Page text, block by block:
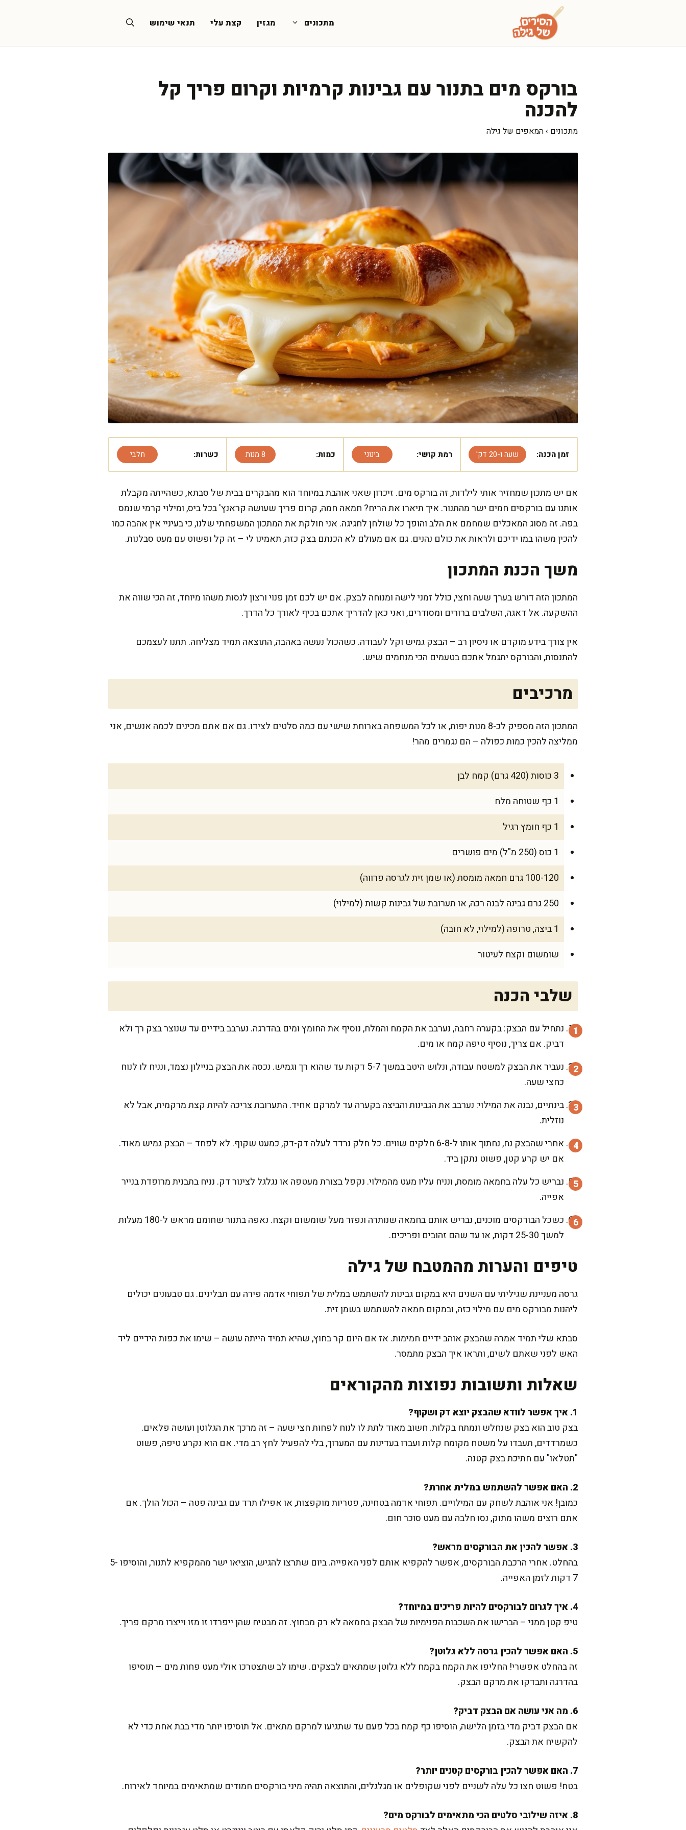
מתכונים מגזין קצת עלי תנאי שימוש
בורקס מים בתנור עם גבינות קרמיות וקרום פריך קל
להכנה
מתכונים › המאפים של גילה
זמן הכנה: שעה ו-20 דק' רמת קושי: בינוני כמות: 8 מנות כשרות: חלבי
אם יש מתכון שמחזיר אותי לילדות, זה בורקס מים. זיכרון שאני אוהבת במיוחד הוא מהבקרים בבית של סבתא, כשהייתה מקבלת
אותנו עם בורקסים חמים ישר מהתנור. איך תיארו את הריח? חמאה חמה, קרום פריך שעושה קראנץ' בכל ביס, ומילוי קרמי שנמס
בפה. זה מסוג המאכלים שמחמם את הלב והופך כל שולחן לחגיגה. אני חולקת את המתכון המשפחתי שלנו, כי בעיניי אין אהבה כמו
להכין משהו במו ידיכם ולראות את כולם נהנים. גם אם מעולם לא הכנתם בצק כזה, תאמינו לי – זה קל ופשוט עם מעט סבלנות.
משך הכנת המתכון
המתכון הזה דורש בערך שעה וחצי, כולל זמני לישה ומנוחה לבצק. אם יש לכם זמן פנוי ורצון לנסות משהו מיוחד, זה הכי שווה את
ההשקעה. אל דאגה, השלבים ברורים ומסודרים, ואני כאן להדריך אתכם בכיף לאורך כל הדרך.
אין צורך בידע מוקדם או ניסיון רב – הבצק גמיש וקל לעבודה. כשהכול נעשה באהבה, התוצאה תמיד מצליחה. תתנו לעצמכם
להתנסות, והבורקס יתגמל אתכם בטעמים הכי מנחמים שיש.
מרכיבים
המתכון הזה מספיק לכ-8 מנות יפות, או לכל המשפחה בארוחת שישי עם כמה סלטים לצידו. גם אם אתם מכינים לכמה אנשים, אני
ממליצה להכין כמות כפולה – הם נגמרים מהר!
3 כוסות (420 גרם) קמח לבן
1 כף שטוחה מלח
1 כף חומץ רגיל
1 כוס (250 מ"ל) מים פושרים
100-120 גרם חמאה מומסת (או שמן זית לגרסה פרווה)
250 גרם גבינה לבנה רכה, או תערובת של גבינות קשות (למילוי)
1 ביצה, טרופה (למילוי, לא חובה)
שומשום וקצח לעיטור
שלבי הכנה
נתחיל עם הבצק: בקערה רחבה, נערבב את הקמח והמלח, נוסיף את החומץ ומים בהדרגה. נערבב בידיים עד שנוצר בצק רך ולא
דביק. אם צריך, נוסיף טיפה קמח או מים.
נעביר את הבצק למשטח עבודה, ונלוש היטב במשך 5-7 דקות עד שהוא רך וגמיש. נכסה את הבצק בניילון נצמד, ונניח לו לנוח
כחצי שעה.
בינתיים, נבנה את המילוי: נערבב את הגבינות והביצה בקערה עד למרקם אחיד. התערובת צריכה להיות קצת מרקמית, אבל לא
נוזלית.
אחרי שהבצק נח, נחתוך אותו ל-6-8 חלקים שווים. כל חלק נרדד לעלה דק-דק, כמעט שקוף. לא לפחד – הבצק גמיש מאוד.
אם יש קרע קטן, פשוט נתקן ביד.
נבריש כל עלה בחמאה מומסת, ונניח עליו מעט מהמילוי. נקפל בצורת מעטפה או נגלגל לצינור דק. נניח בתבנית מרופדת בנייר
אפייה.
כשכל הבורקסים מוכנים, נבריש אותם בחמאה שנותרה ונפזר מעל שומשום וקצח. נאפה בתנור שחומם מראש ל-180 מעלות
למשך 25-30 דקות, או עד שהם זהובים ופריכים.
טיפים והערות מהמטבח של גילה
גרסה מעניינת שגיליתי עם השנים היא במקום גבינות להשתמש במלית של תפוחי אדמה פירה עם תבלינים. גם טבעונים יכולים
ליהנות מבורקס מים עם מילוי כזה, ובמקום חמאה להשתמש בשמן זית.
סבתא שלי תמיד אמרה שהבצק אוהב ידיים חמימות. אז אם היום קר בחוץ, שהיא תמיד הייתה עושה – שימו את כפות הידיים ליד
האש לפני שאתם לשים, ותראו איך הבצק מתמסר.
שאלות ותשובות נפוצות מהקוראים
1. איך אפשר לוודא שהבצק יוצא דק ושקוף?
בצק טוב הוא בצק שנחלש ונמתח בקלות. חשוב מאוד לתת לו לנוח לפחות חצי שעה – זה מרכך את הגלוטן ועושה פלאים.
כשמרדדים, תעבדו על משטח מקומח קלות ועברו בעדינות עם המערוך, בלי להפעיל לחץ רב מדי. אם הוא נקרע טיפה, פשוט
"תטלאו" עם חתיכת בצק קטנה.
2. האם אפשר להשתמש במלית אחרת?
כמובן! אני אוהבת לשחק עם המילויים. תפוחי אדמה בטחינה, פטריות מוקפצות, או אפילו תרד עם גבינה פטה – הכול הולך. אם
אתם רוצים משהו מתוק, נסו חלבה עם מעט סוכר חום.
3. אפשר להכין את הבורקסים מראש?
בהחלט. אחרי הרכבת הבורקסים, אפשר להקפיא אותם לפני האפייה. ביום שתרצו להגיש, הוציאו ישר מהמקפיא לתנור, והוסיפו 5-
7 דקות לזמן האפייה.
4. איך לגרום לבורקסים להיות פריכים במיוחד?
טיפ קטן ממני – הברישו את השכבות הפנימיות של הבצק בחמאה לא רק מבחוץ. זה מבטיח שהן ייפרדו זו מזו וייצרו מרקם פריך.
5. האם אפשר להכין גרסה ללא גלוטן?
זה בהחלט אפשרי! החליפו את הקמח בקמח ללא גלוטן שמתאים לבצקים. שימו לב שתצטרכו אולי מעט פחות מים – תוסיפו
בהדרגה ותבדקו את מרקם הבצק.
6. מה אני עושה אם הבצק דביק?
אם הבצק דביק מדי בזמן הלישה, הוסיפו כף קמח בכל פעם עד שתגיעו למרקם מתאים. אל תוסיפו יותר מדי בבת אחת כדי לא
להקשיח את הבצק.
7. האם אפשר להכין בורקסים קטנים יותר?
בטח! פשוט חצו כל עלה לשניים לפני שקופלים או מגלגלים, והתוצאה תהיה מיני בורקסים חמודים שמתאימים במיוחד לאירוח.
8. איזה שילובי סלטים הכי מתאימים לבורקס מים?